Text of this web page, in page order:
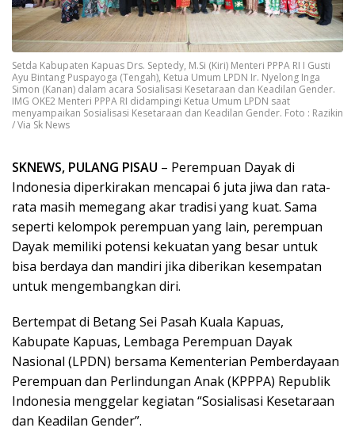
Setda Kabupaten Kapuas Drs. Septedy, M.Si (Kiri) Menteri PPPA RI I Gusti
Ayu Bintang Puspayoga (Tengah), Ketua Umum LPDN Ir. Nyelong Inga
Simon (Kanan) dalam acara Sosialisasi Kesetaraan dan Keadilan Gender.
IMG OKE2 Menteri PPPA RI didampingi Ketua Umum LPDN saat
menyampaikan Sosialisasi Kesetaraan dan Keadilan Gender. Foto : Razikin
/ Via Sk News
SKNEWS, PULANG PISAU – Perempuan Dayak di
Indonesia diperkirakan mencapai 6 juta jiwa dan rata-
rata masih memegang akar tradisi yang kuat. Sama
seperti kelompok perempuan yang lain, perempuan
Dayak memiliki potensi kekuatan yang besar untuk
bisa berdaya dan mandiri jika diberikan kesempatan
untuk mengembangkan diri.
Bertempat di Betang Sei Pasah Kuala Kapuas,
Kabupate Kapuas, Lembaga Perempuan Dayak
Nasional (LPDN) bersama Kementerian Pemberdayaan
Perempuan dan Perlindungan Anak (KPPPA) Republik
Indonesia menggelar kegiatan “Sosialisasi Kesetaraan
dan Keadilan Gender”.